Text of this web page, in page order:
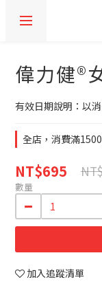
偉力健®
有效日期說明：以
全店，消費滿
NT$695
數量
加入追蹤清單